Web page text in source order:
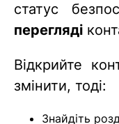
статус
перегляді
Відкрийте
змінити, тоді:
Знайдіть